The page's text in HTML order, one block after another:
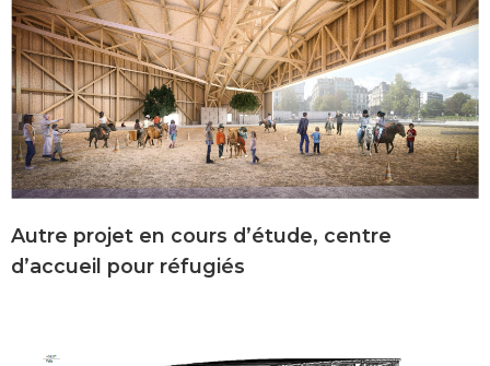
Autre projet en cours d’étude, centre
d’accueil pour réfugiés